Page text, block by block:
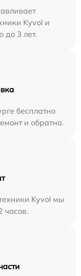
Kyvol и
до 3 лет.
бесплатно
и обратно.
Kyvol мы
часов.